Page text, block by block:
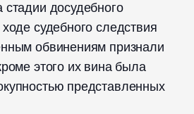
досудебного
судебного следствия
обвинениям признали
этого их вина была
представленных